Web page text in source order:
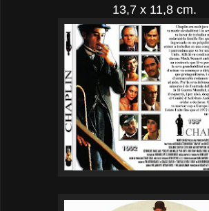
13,7 x 11,8 cm.